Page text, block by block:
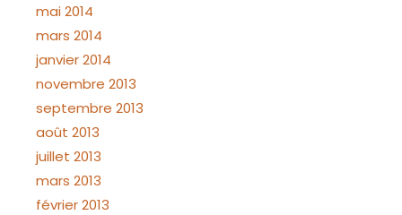
mai 2014
mars 2014
janvier 2014
novembre 2013
septembre 2013
août 2013
juillet 2013
mars 2013
février 2013